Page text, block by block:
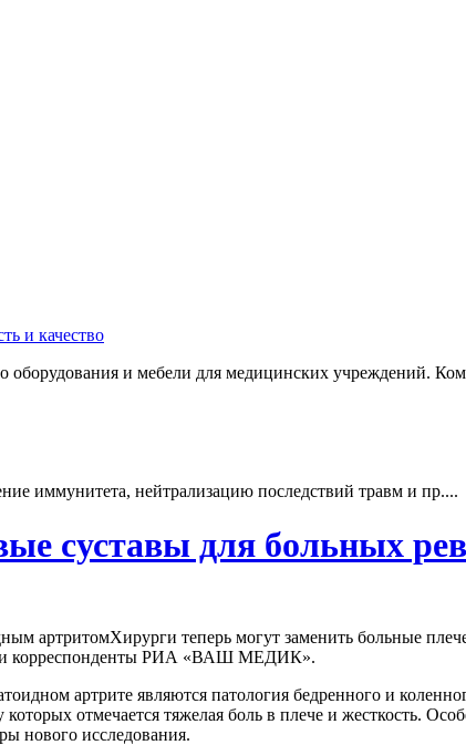
и мебели для медицинских учреждений.
иммунитета, нейтрализацию последствий травм и пр....
суставы для больных
Хирурги теперь могут заменить больные
корреспонденты РИА «ВАШ МЕДИК».
артрите являются патология бедренного и
отмечается тяжелая боль в плече и жесткость.
нового исследования.